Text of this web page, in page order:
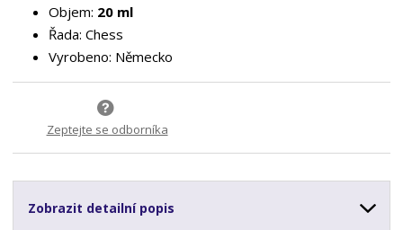
Objem: 20 ml
Řada: Chess
Vyrobeno: Německo
Zeptejte se odborníka
Zobrazit detailní popis